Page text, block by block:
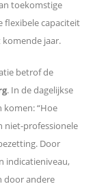
toekomstige
flexibele capaciteit
jaar.
betrof de
. In de dagelijkse
komen: “Hoe
niet-professionele
Door
indicatieniveau,
door andere